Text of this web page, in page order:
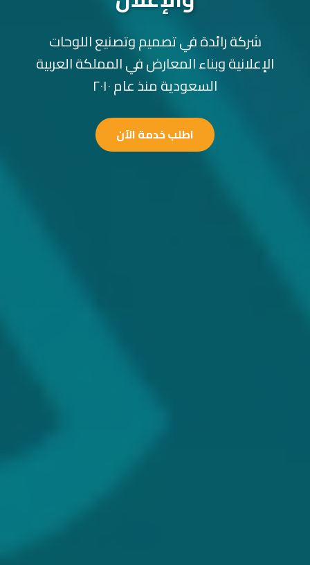
شركة رائدة في تصميم وتصنيع اللوحات
الإعلانية وبناء المعارض في المملكة العربية
السعودية منذ عام ٢٠١٠
اطلب خدمة الآن